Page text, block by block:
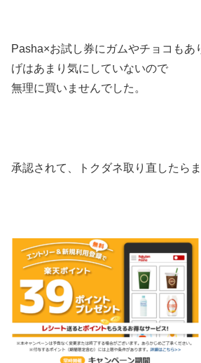
Pasha×お試し券にガムやチョコもあ
げはあまり気にしていないので
無理に買いませんでした。
承認されて、トクダネ取り直したらま